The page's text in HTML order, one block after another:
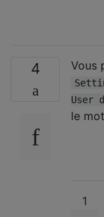
4 Vous
User
le
1